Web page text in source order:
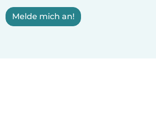
Melde mich an!